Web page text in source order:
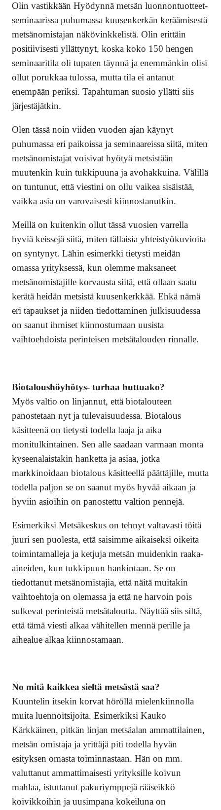
Olin vastikkään Hyödynnä metsän luonnontuotteet-
seminaarissa puhumassa kuusenkerkän keräämisestä
metsänomistajan näkövinkkelistä. Olin erittäin
positiivisesti yllättynyt, koska koko 150 hengen
seminaaritila oli tupaten täynnä ja enemmänkin olisi
ollut porukkaa tulossa, mutta tila ei antanut
enempään periksi. Tapahtuman suosio yllätti siis
järjestäjätkin.
Olen tässä noin viiden vuoden ajan käynyt
puhumassa eri paikoissa ja seminaareissa siitä, miten
metsänomistajat voisivat hyötyä metsistään
muutenkin kuin tukkipuuna ja avohakkuina. Välillä
on tuntunut, että viestini on ollu vaikea sisäistää,
vaikka asia on varovaisesti kiinnostanutkin.
Meillä on kuitenkin ollut tässä vuosien varrella
hyviä keissejä siitä, miten tällaisia yhteistyökuvioita
on syntynyt. Lähin esimerkki tietysti meidän
omassa yrityksessä, kun olemme maksaneet
metsänomistajille korvausta siitä, että ollaan saatu
kerätä heidän metsistä kuusenkerkkää. Ehkä nämä
eri tapaukset ja niiden tiedottaminen julkisuudessa
on saanut ihmiset kiinnostumaan uusista
vaihtoehdoista perinteisen metsätalouden rinnalle.
Biotaloushöyhötys- turhaa huttuako?
Myös valtio on linjannut, että biotalouteen
panostetaan nyt ja tulevaisuudessa. Biotalous
käsitteenä on tietysti todella laaja ja aika
monitulkintainen. Sen alle saadaan varmaan monta
kyseenalaistakin hanketta ja asiaa, jotka
markkinoidaan biotalous käsitteellä päättäjille, mutta
todella paljon se on saanut myös hyvää aikaan ja
hyviin asioihin on panostettu valtion pennejä.
Esimerkiksi Metsäkeskus on tehnyt valtavasti töitä
juuri sen puolesta, että saisimme aikaiseksi oikeita
toimintamalleja ja ketjuja metsän muidenkin raaka-
aineiden, kun tukkipuun hankintaan. Se on
tiedottanut metsänomistajia, että näitä muitakin
vaihtoehtoja on olemassa ja että ne harvoin pois
sulkevat perinteistä metsätaloutta. Näyttää siis siltä,
että tämä viesti alkaa vähitellen mennä perille ja
aihealue alkaa kiinnostamaan.
No mitä kaikkea sieltä metsästä saa?
Kuuntelin itsekin korvat höröllä mielenkiinnolla
muita luennoitsijoita. Esimerkiksi Kauko
Kärkkäinen, pitkän linjan metsäalan ammattilainen,
metsän omistaja ja yrittäjä piti todella hyvän
esityksen omasta toiminnastaan. Hän on mm.
valuttanut ammattimaisesti yrityksille koivun
mahlaa, istuttanut pakuriymppejä rääseikkö
koivikkoihin ja uusimpana kokeiluna on